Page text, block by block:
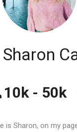
Sharon
10k - 50k
is Sharon, on my